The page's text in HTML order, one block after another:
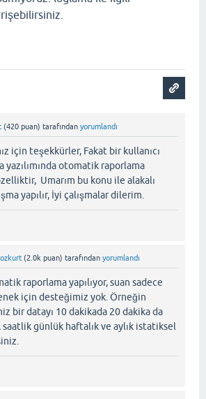
(420 puan) tarafından yorumlandı
için teşekkürler, Fakat bir kullanıcı
yazılımında otomatik raporlama
Umarım bu konu ile alakalı
yapılır, İyi çalışmalar dilerim.
(2.0k puan) tarafından yorumlandı
raporlama yapılıyor, suan sadece
için desteğimiz yok. Örneğin
bir datayı 10 dakikada 20 dakika da
günlük haftalık ve aylık istatiksel